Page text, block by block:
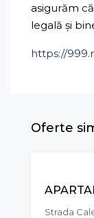
asigurăm
legală și
https://
Oferte
Strada